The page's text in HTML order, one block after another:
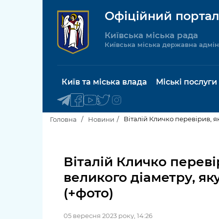
Офіційний
Київська міська рада
Київська міська державна
Київ та міська влада
Київська міська рада
Про Київ
Міські послуги
послуги
Пільги,
Головна Новини Віталій Кличко перевірив,
Віталій Кличко
великого діаметру,
(+фото)
05 вересня 2023 року, 14:26